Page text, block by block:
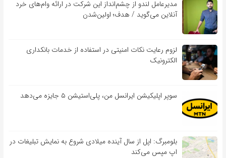
مدیرعامل لندو از چشم‌انداز این شرکت در ارائه وام‌های خرد
آنلاین می‌گوید / هدف؛ اولین‌شدن
لزوم رعایت نکات امنیتی در استفاده از خدمات بانکداری
الکترونیک
سوپر اپلیکیشن ایرانسل من، پلی‌استیشن ۵ جایزه می‌دهد
بلومبرگ: اپل از سال آینده میلادی شروع به نمایش تبلیغات در
اپ مپس می‌کند